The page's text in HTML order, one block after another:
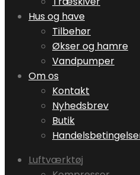
Hus og have
Tilbehør
Økser og hamre
Vandpumper
Om os
Kontakt
Nyhedsbrev
Butik
Luftværktøj